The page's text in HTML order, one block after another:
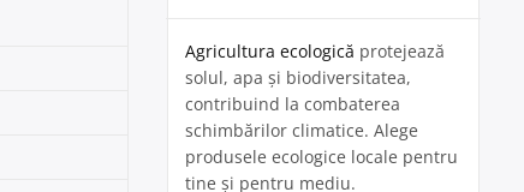
Agricultura ecologică protejează
solul, apa și biodiversitatea,
contribuind la combaterea
schimbărilor climatice. Alege
produsele ecologice locale pentru
tine și pentru mediu.